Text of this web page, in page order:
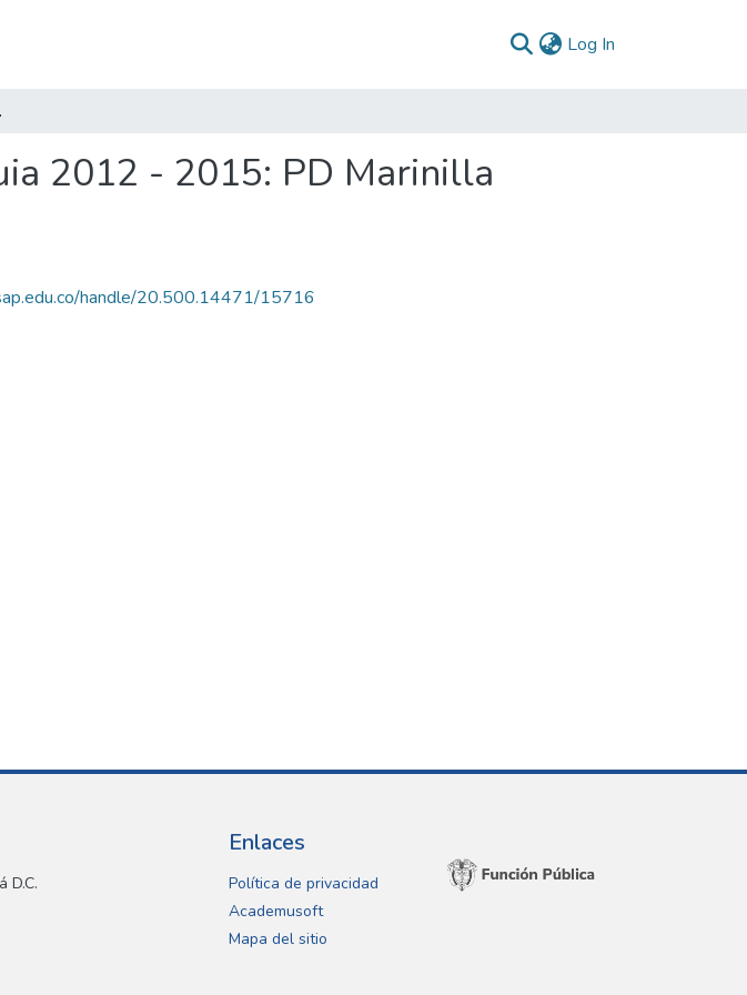
Log In
- 2015
2012 - 2015: PD Marinilla
handle/20.500.14471/15716
D.C.
Enlaces
Política de privacidad
Academusoft
Mapa del sitio